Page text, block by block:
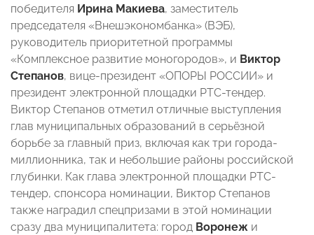
победителя Ирина Макиева, заместитель
председателя «Внешэкономбанка» (ВЭБ),
руководитель приоритетной программы
«Комплексное развитие моногородов», и Виктор
Степанов, вице-президент «ОПОРЫ РОССИИ» и
президент электронной площадки РТС-тендер.
Виктор Степанов отметил отличные выступления
глав муниципальных образований в серьёзной
борьбе за главный приз, включая как три города-
миллионника, так и небольшие районы российской
глубинки. Как глава электронной площадки РТС-
тендер, спонсора номинации, Виктор Степанов
также наградил спецпризами в этой номинации
сразу два муниципалитета: город Воронеж и